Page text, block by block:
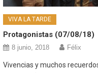
VIVA LA TARDE
Protagonistas (07/08/18)
8 junio, 2018 Félix
Vivencias y muchos